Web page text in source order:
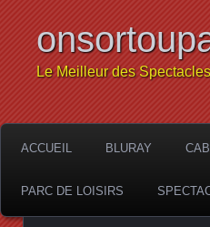
Le Meilleur des
ACCUEIL BLURAY
PARC DE LOISIRS